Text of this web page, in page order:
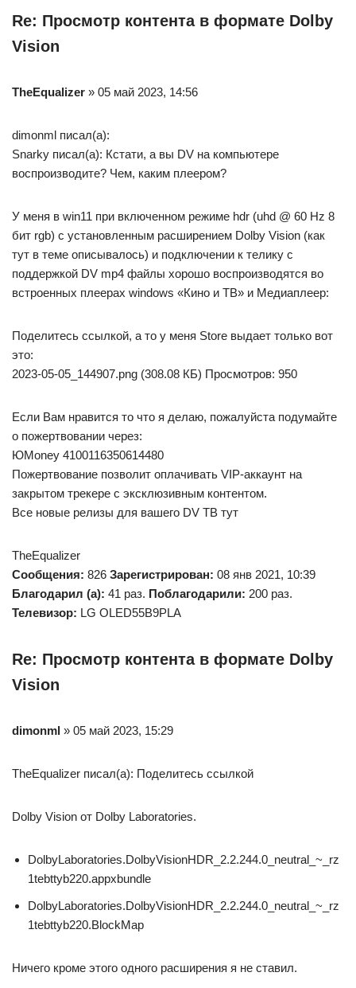
Re: Просмотр контента в формате Dolby
Vision
TheEqualizer » 05 май 2023, 14:56
dimonml писал(а):
Snarky писал(а): Кстати, а вы DV на компьютере
воспроизводите? Чем, каким плеером?
У меня в win11 при включенном режиме hdr (uhd @ 60 Hz 8
бит rgb) с установленным расширением Dolby Vision (как
тут в теме описывалось) и подключении к телику с
поддержкой DV mp4 файлы хорошо воспроизводятся во
встроенных плеерах windows «Кино и ТВ» и Медиаплеер:
Поделитесь ссылкой, а то у меня Store выдает только вот
это:
2023-05-05_144907.png (308.08 КБ) Просмотров: 950
Если Вам нравится то что я делаю, пожалуйста подумайте
о пожертвовании через:
ЮMoney 4100116350614480
Пожертвование позволит оплачивать VIP-аккаунт на
закрытом трекере с эксклюзивным контентом.
Все новые релизы для вашего DV ТВ тут
TheEqualizer
Сообщения: 826 Зарегистрирован: 08 янв 2021, 10:39
Благодарил (а): 41 раз. Поблагодарили: 200 раз.
Телевизор: LG OLED55B9PLA
Re: Просмотр контента в формате Dolby
Vision
dimonml » 05 май 2023, 15:29
TheEqualizer писал(а): Поделитесь ссылкой
Dolby Vision от Dolby Laboratories.
DolbyLaboratories.DolbyVisionHDR_2.2.244.0_neutral_~_rz
1tebttyb220.appxbundle
DolbyLaboratories.DolbyVisionHDR_2.2.244.0_neutral_~_rz
1tebttyb220.BlockMap
Ничего кроме этого одного расширения я не ставил.